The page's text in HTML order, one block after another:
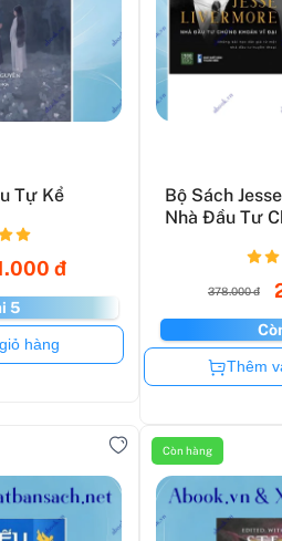
Tự Kể
đ
5
hàng
Bộ Sách
Nhà Đầu Tư
378.000 đ
Thêm
Còn hàng